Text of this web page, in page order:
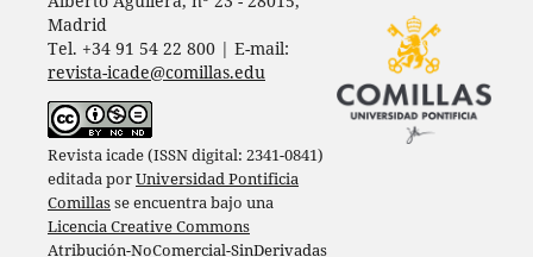
Madrid
Tel. +34 91 54 22 800 | E-mail:
revista-icade@comillas.edu
Revista icade (ISSN digital: 2341-0841)
editada porUniversidad Pontificia
Comillasse encuentra bajo una
Licencia Creative Commons
Atribución-NoComercial-SinDerivadas